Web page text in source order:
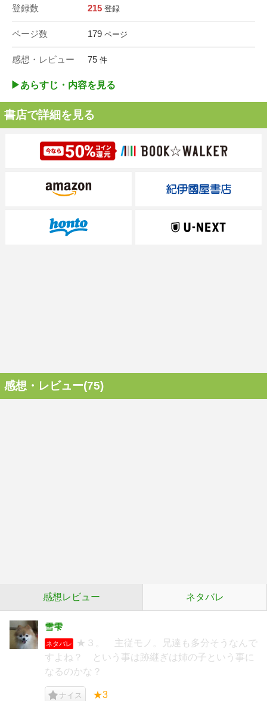
登録数 215 登録
ページ数 179 ページ
感想・レビュー 75 件
▶︎あらすじ・内容を見る
書店で詳細を見る
感想・レビュー(75)
感想レビュー ネタバレ
雪雫
ネタバレ
★３。 主従モノ。兄達も多分そうなんで
すよね？ という事は跡継ぎは姉の子という事に
なるのかな？
ナイス ★3